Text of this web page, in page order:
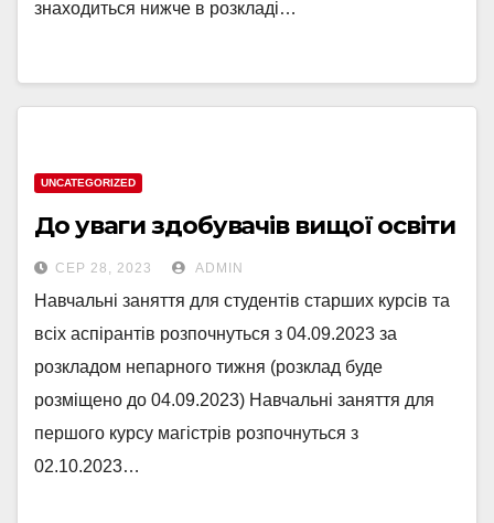
знаходиться нижче в розкладі…
UNCATEGORIZED
До уваги здобувачів вищої освіти
СЕР 28, 2023 ADMIN
Навчальні заняття для студентів старших курсів та
всіх аспірантів розпочнуться з 04.09.2023 за
розкладом непарного тижня (розклад буде
розміщено до 04.09.2023) Навчальні заняття для
першого курсу магістрів розпочнуться з
02.10.2023…